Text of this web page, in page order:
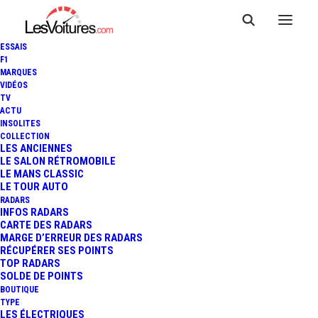
ESSAIS
F1
MARQUES
VIDÉOS
TV
ACTU
INSOLITES
COLLECTION
LES ANCIENNES
LE SALON RÉTROMOBILE
LE MANS CLASSIC
LE TOUR AUTO
RADARS
INFOS RADARS
CARTE DES RADARS
MARGE D’ERREUR DES RADARS
RÉCUPÉRER SES POINTS
TOP RADARS
SOLDE DE POINTS
BOUTIQUE
TYPE
LES ÉLECTRIQUES